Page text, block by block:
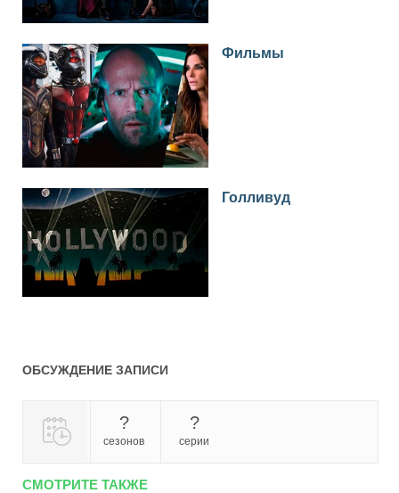
Фильмы
Голливуд
ОБСУЖДЕНИЕ ЗАПИСИ
?
сезонов
?
серии
СМОТРИТЕ ТАКЖЕ